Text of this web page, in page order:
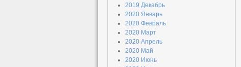
2019 Декабрь
2020 Январь
2020 Февраль
2020 Март
2020 Апрель
2020 Май
2020 Июнь